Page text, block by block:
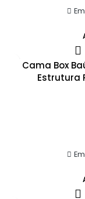
Cama Box
Estrutura